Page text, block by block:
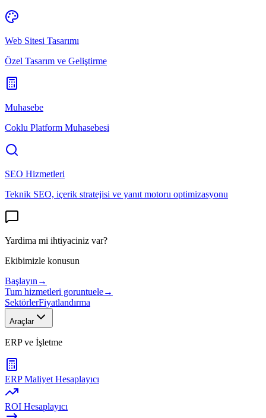
Web Sitesi Tasarımı
Özel Tasarım ve Geliştirme
Muhasebe
Coklu Platform Muhasebesi
SEO Hizmetleri
Teknik SEO, içerik stratejisi ve yanıt motoru optimizasyonu
Yardima mi ihtiyaciniz var?
Ekibimizle konusun
Başlayın →
Tum hizmetleri goruntuele→
SektörlerFiyatlandırma
Araçlar
ERP ve İşletme
ERP Maliyet Hesaplayıcı
ROI Hesaplayıcı